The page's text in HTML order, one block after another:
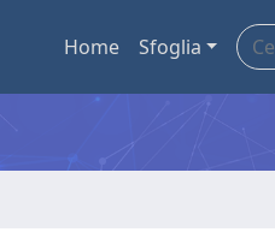
Home Sfoglia